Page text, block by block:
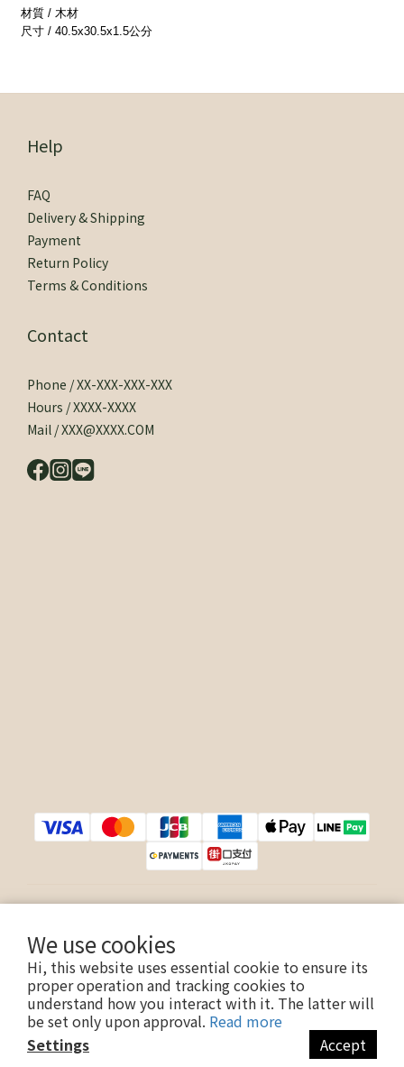
We use cookies
Hi, this website uses essential cookie to ensure its
proper operation and tracking cookies to
understand how you interact with it. The latter will
be set only upon approval. Read more
Settings
Accept
材質 / 木材
尺寸 / 40.5x30.5x1.5公分
Help
FAQ
Delivery & Shipping
Payment
Return Policy
Terms & Conditions
Contact
Phone / XX-XXX-XXX-XXX
Hours / XXXX-XXXX
Mail / XXX@XXXX.COM
Copyright © 2017 Ouifie.com. All Rights Reserved.